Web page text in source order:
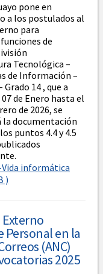
pone en
a los postulados al
para
de
Tecnológica –
de Información –
Grado 14 , que a
de Enero hasta el
de 2026, se
la documentación
puntos 4.4 y 4.5
informática
)
Personal en la
(ANC)
2025